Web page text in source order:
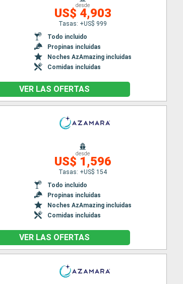
desde
US$ 4,903
Tasas: +US$ 999
Todo incluido
Propinas incluidas
Noches AzAmazing incluidas
Comidas incluidas
VER LAS OFERTAS
desde
US$ 1,596
Tasas: +US$ 154
Todo incluido
Propinas incluidas
Noches AzAmazing incluidas
Comidas incluidas
VER LAS OFERTAS